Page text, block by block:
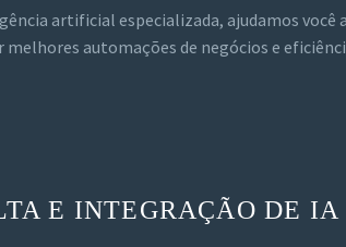
artificial especializada, ajudamos
melhores automações de negócios e
E INTEGRAÇÃO DE